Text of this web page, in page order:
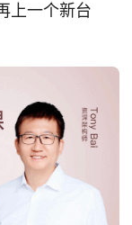
上一个新台